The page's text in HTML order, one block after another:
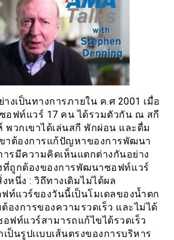
งเป็นทางการภายใน ค.ศ 2001 เมื่อ
ฟท์แวร์ 17 คน ได้รวมตัวกัน ณ สกี
พวกเขาได้เล่นสกี พักผ่อน และดื่ม
าต้องการแก้ปัญหาของการพัฒนา
รมีความคิดเห็นแตกต่างกันอย่าง
ที่ถูกต้องของการพัฒนาซอฟท์เเวร์
หนึ่ง : วิถึทางเดิมไม่ได้ผล
ท์แวร์ของวันนี้เป็นโมเดลของน้ำตก
องการของความรวดเร็ว และไม่ได้
ฟท์แวร์สามารถแก้ไขได้รวดเร็ว
ป็นรูปเเบบเส้นตรงของการบริหาร